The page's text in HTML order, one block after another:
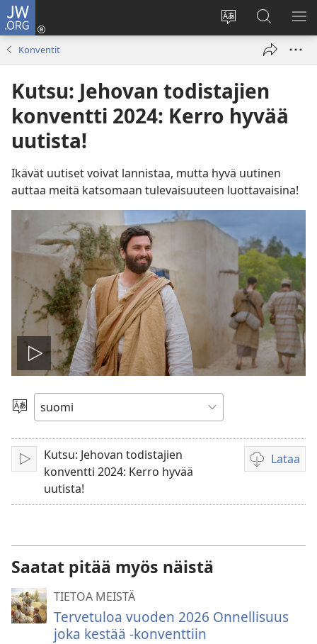
JW.ORG
Vaihda
sivuston
Kirjaudu
(avaa
Hae
JW.ORG-
sivustolta
Konventit
Kutsu: Jehovan todistajien
konventti 2024: Kerro hyvää
uutista!
Ikävät uutiset voivat lannistaa, mutta hyvä uutinen
auttaa meitä katsomaan tulevaisuuteen luottavaisina!
Toista
video
Valitse
Toista
Kutsu: Jehovan todistajien
konventti 2024: Kerro hyvää
uutista!
Lataa
Videoiden
Saatat pitää myös näistä
TIETOA MEISTÄ
Tervetuloa vuoden 2026 Onnellisuus
joka kestää -konventtiin